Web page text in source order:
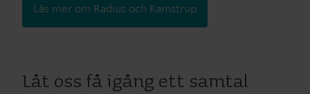
Läs mer om Radius och Kamstrup
Låt oss få igång ett samtal